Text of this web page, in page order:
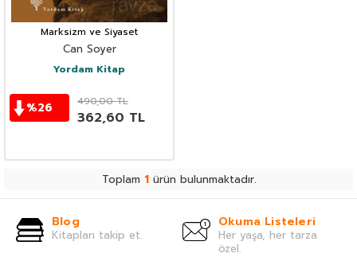
Marksizm ve Siyaset
Can Soyer
Yordam Kitap
%26 490,00TL
362,60 TL
Toplam 1ürün bulunmaktadır.
Blog
Kitapları takip et.
Okuma Listeleri
Her yaşa, her tarza
özel.